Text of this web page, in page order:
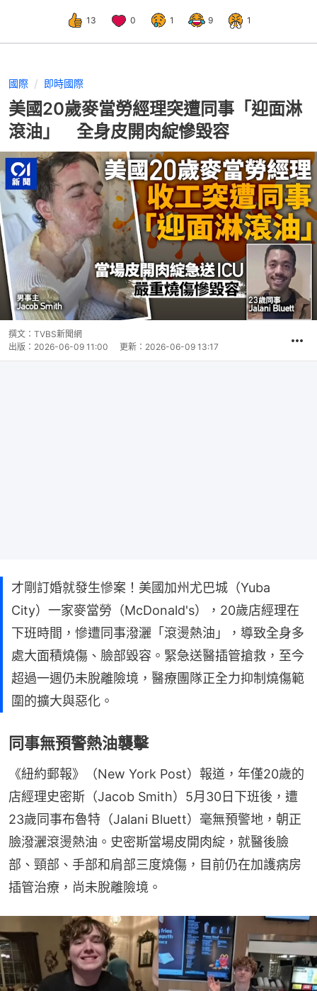
13 0 1 9 1
國際 即時國際
美國20歲麥當勞經理突遭同事「迎面淋
滾油」 全身皮開肉綻慘毀容
撰文： TVBS新聞網
出版： 2026-06-09 11:00 更新： 2026-06-09 13:17
才剛訂婚就發生慘案！美國加州尤巴城（Yuba
City）一家麥當勞（McDonald's），20歲店經理在
下班時間，慘遭同事潑灑「滾燙熱油」，導致全身多
處大面積燒傷、臉部毀容。緊急送醫插管搶救，至今
超過一週仍未脫離險境，醫療團隊正全力抑制燒傷範
圍的擴大與惡化。
同事無預警熱油襲擊
《紐約郵報》（New York Post）報道，年僅20歲的
店經理史密斯（Jacob Smith）5月30日下班後，遭
23歲同事布魯特（Jalani Bluett）毫無預警地，朝正
臉潑灑滾燙熱油。史密斯當場皮開肉綻，就醫後臉
部、頸部、手部和肩部三度燒傷，目前仍在加護病房
插管治療，尚未脫離險境。